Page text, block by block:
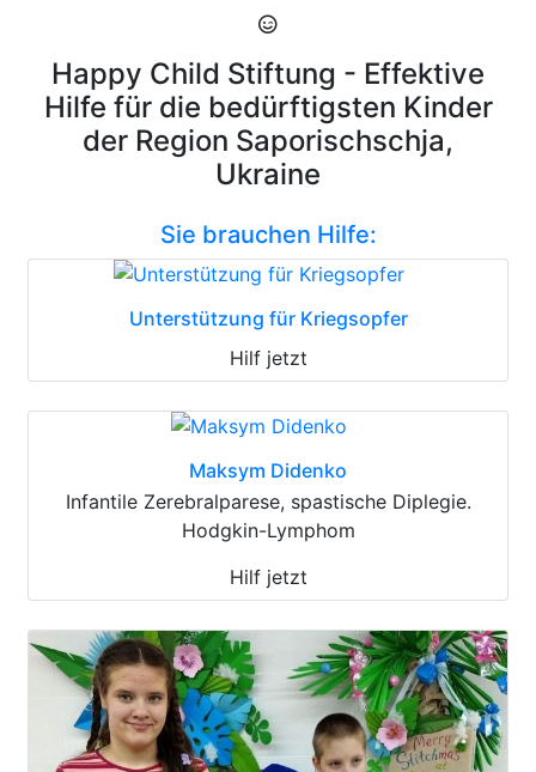
Happy Child Stiftung - Effektive
Hilfe für die bedürftigsten Kinder
der Region Saporischschja,
Ukraine
Sie brauchen Hilfe:
Unterstützung für Kriegsopfer
Hilf jetzt
Maksym Didenko
Infantile Zerebralparese, spastische Diplegie.
Hodgkin-Lymphom
Hilf jetzt